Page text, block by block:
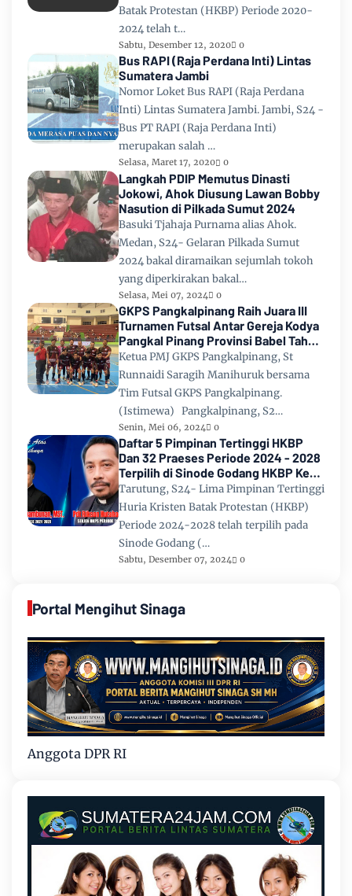
Batak Protestan (HKBP) Periode 2020-
2024 telah t…
Sabtu, Desember 12, 2020 0
Bus RAPI (Raja Perdana Inti) Lintas
Sumatera Jambi
Nomor Loket Bus RAPI (Raja Perdana
Inti) Lintas Sumatera Jambi. Jambi, S24 -
Bus PT RAPI (Raja Perdana Inti)
merupakan salah …
Selasa, Maret 17, 2020 0
Langkah PDIP Memutus Dinasti
Jokowi, Ahok Diusung Lawan Bobby
Nasution di Pilkada Sumut 2024
Basuki Tjahaja Purnama alias Ahok.
Medan, S24- Gelaran Pilkada Sumut
2024 bakal diramaikan sejumlah tokoh
yang diperkirakan bakal…
Selasa, Mei 07, 2024 0
GKPS Pangkalpinang Raih Juara III
Turnamen Futsal Antar Gereja Kodya
Pangkal Pinang Provinsi Babel Tahun
2024
Ketua PMJ GKPS Pangkalpinang, St
Runnaidi Saragih Manihuruk bersama
Tim Futsal GKPS Pangkalpinang.
(Istimewa) Pangkalpinang, S2…
Senin, Mei 06, 2024 0
Daftar 5 Pimpinan Tertinggi HKBP
Dan 32 Praeses Periode 2024 - 2028
Terpilih di Sinode Godang HKBP Ke
67 Tahun 2024
Tarutung, S24- Lima Pimpinan Tertinggi
Huria Kristen Batak Protestan (HKBP)
Periode 2024-2028 telah terpilih pada
Sinode Godang (…
Sabtu, Desember 07, 2024 0
Portal Mengihut Sinaga
Anggota DPR RI